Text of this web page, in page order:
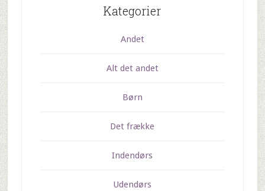
Kategorier
Andet
Alt det andet
Børn
Det frække
Indendørs
Udendørs